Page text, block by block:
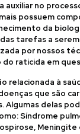
auxiliar no
possuem
da
tarefas a
por nossos
do raticida em
relacionada à
que são
Algumas delas
Síndrome
Meningite